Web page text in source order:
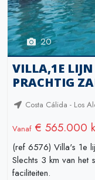
20
VILLA,1E
PRACHTIG
Costa Cálida - Los
Vanaf € 565.000
(ref 6576) Villa's 1e
Slechts 3 km van het
faciliteiten.